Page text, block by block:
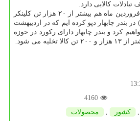
كالایی دارد.
آقایی اظهار داشت: در فروردین ماه هم بیشتر از ۲۰ هزار تن كلینكر
در بندر چابهار دپو كرده ایم كه در اردیبهشت
كرد و بندر چابهار دارای ركورد در حوزه
می شود.
4160
, كشور , محصولات